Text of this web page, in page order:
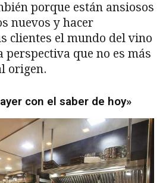
porque están ansiosos
nuevos y hacer
clientes el mundo del vino
perspectiva que no es más
origen.
con el saber de hoy»